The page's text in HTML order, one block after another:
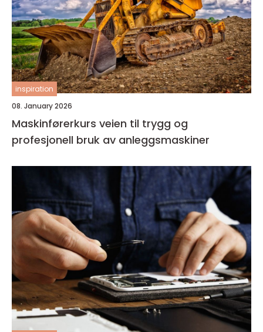
inspiration
08. January 2026
Maskinførerkurs veien til trygg og
profesjonell bruk av anleggsmaskiner